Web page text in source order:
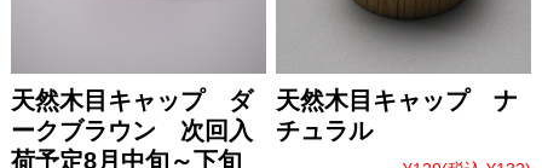
天然木目キャップ ダ
ークブラウン 次回入
荷予定8月中旬～下旬
天然木目キャップ ナ
チュラル